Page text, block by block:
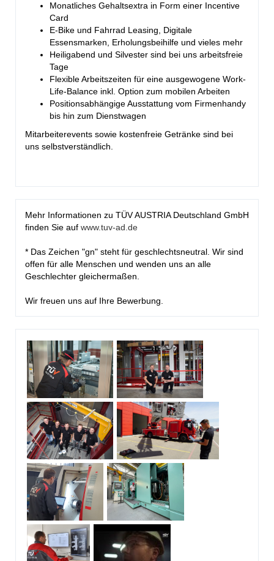
Monatliches Gehaltsextra in Form einer Incentive
Card
E-Bike und Fahrrad Leasing, Digitale
Essensmarken, Erholungsbeihilfe und vieles mehr
Heiligabend und Silvester sind bei uns arbeitsfreie
Tage
Flexible Arbeitszeiten für eine ausgewogene Work-
Life-Balance inkl. Option zum mobilen Arbeiten
Positionsabhängige Ausstattung vom Firmenhandy
bis hin zum Dienstwagen
Mitarbeiterevents sowie kostenfreie Getränke sind bei
uns selbstverständlich.
Mehr Informationen zu TÜV AUSTRIA Deutschland GmbH
finden Sie auf www.tuv-ad.de
* Das Zeichen "gn" steht für geschlechtsneutral. Wir sind
offen für alle Menschen und wenden uns an alle
Geschlechter gleichermaßen.
Wir freuen uns auf Ihre Bewerbung.